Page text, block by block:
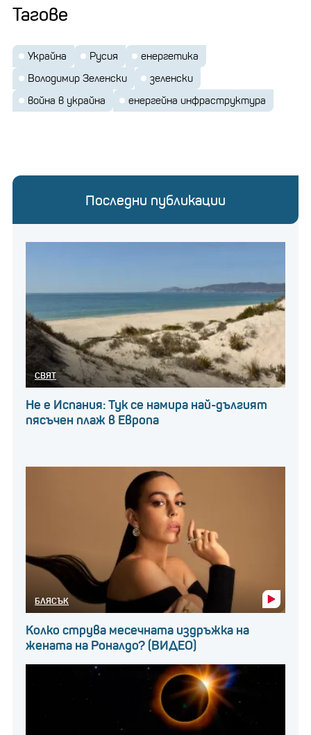
Тагове
Украйна Русия
енергетика
Володимир Зеленски
зеленски
война в украйна
енергейна инфраструктура
Последни публикации
СВЯТ
Не е Испания: Тук се намира най-дългият
пясъчен плаж в Европа
БЛЯСЪК
Колко струва месечната издръжка на
жената на Роналдо? (ВИДЕО)